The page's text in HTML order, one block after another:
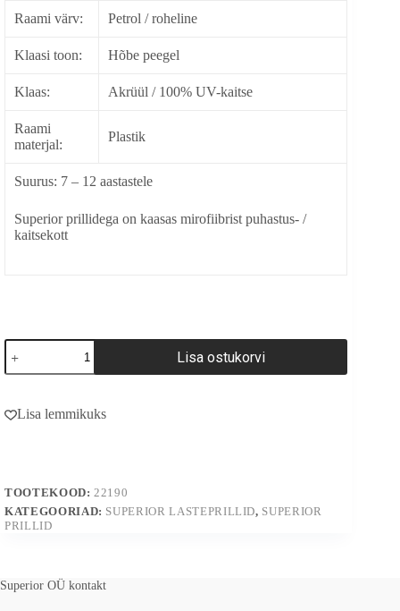
Raami värv: Petrol / roheline
Klaasi toon: Hõbe peegel
Klaas: Akrüül / 100% UV-kaitse
Raami
materjal:
Plastik
Suurus: 7 – 12 aastastele
Superior prillidega on kaasas mirofiibrist puhastus- /
kaitsekott
22190
kogus
Lisa ostukorvi
t
t
i
v
Lisa lemmikuks
TOOTEKOOD:22190
KATEGOORIAD: SUPERIOR LASTEPRILLID, SUPERIOR
PRILLID
Superior OÜ kontakt